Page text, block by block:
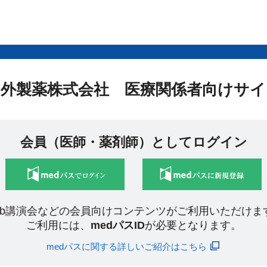
製薬株式会社 医療関係者向けサ
会員（医師・薬剤師）としてログイン
講演会などの会員向けコンテンツがご利用いただけま
ご利用には、 medパスIDが必要となります。
medパスに関する詳しいご紹介はこちら